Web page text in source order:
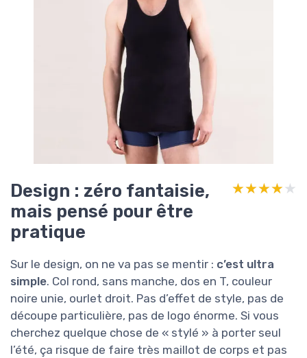
Design : zéro fantaisie,
mais pensé pour être
pratique
★★★★★
★★★★★
Sur le design, on ne va pas se mentir : c’est ultra
simple. Col rond, sans manche, dos en T, couleur
noire unie, ourlet droit. Pas d’effet de style, pas de
découpe particulière, pas de logo énorme. Si vous
cherchez quelque chose de « stylé » à porter seul
l’été, ça risque de faire très maillot de corps et pas